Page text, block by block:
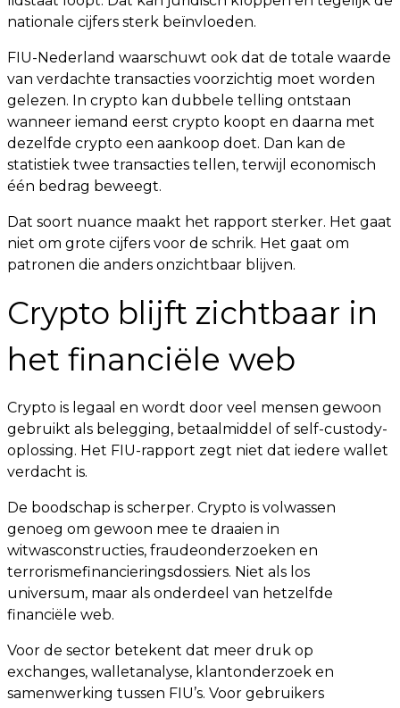
nationale cijfers sterk beïnvloeden.
FIU-Nederland waarschuwt ook dat de totale waarde
van verdachte transacties voorzichtig moet worden
gelezen. In crypto kan dubbele telling ontstaan
wanneer iemand eerst crypto koopt en daarna met
dezelfde crypto een aankoop doet. Dan kan de
statistiek twee transacties tellen, terwijl economisch
één bedrag beweegt.
Dat soort nuance maakt het rapport sterker. Het gaat
niet om grote cijfers voor de schrik. Het gaat om
patronen die anders onzichtbaar blijven.
Crypto blijft zichtbaar in
het financiële web
Crypto is legaal en wordt door veel mensen gewoon
gebruikt als belegging, betaalmiddel of self-custody-
oplossing. Het FIU-rapport zegt niet dat iedere wallet
verdacht is.
De boodschap is scherper. Crypto is volwassen
genoeg om gewoon mee te draaien in
witwasconstructies, fraudeonderzoeken en
terrorismefinancieringsdossiers. Niet als los
universum, maar als onderdeel van hetzelfde
financiële web.
Voor de sector betekent dat meer druk op
exchanges, walletanalyse, klantonderzoek en
samenwerking tussen FIU’s. Voor gebruikers